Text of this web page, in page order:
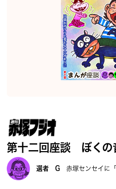
第十二回座談 ぼくの
選者 G 赤塚センセイに